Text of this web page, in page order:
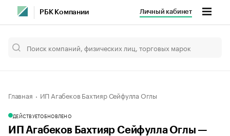
РБК Компании Личный кабинет
Главная ИП Агабеков Бахтияр Сейфулла Оглы
ДЕЙСТВУЕТОБНОВЛЕНО
ИП Агабеков Бахтияр Сейфулла Оглы —